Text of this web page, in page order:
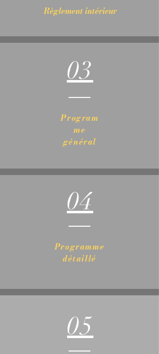
Règlement intérieur
03
Program
me
général
04
Programme
détaillé
05